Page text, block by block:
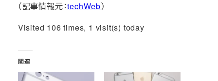
（記事情報元：techWeb）
Visited 106 times, 1 visit(s) today
関連